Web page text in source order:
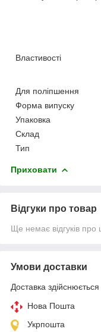
Властивості
Для поліпшення
Форма випуску
Упаковка
Склад
Тип
Приховати
Відгуки про товар
Ще немає відгуків про
Умови доставки
Доставка
Нова Пошта
Укрпошта